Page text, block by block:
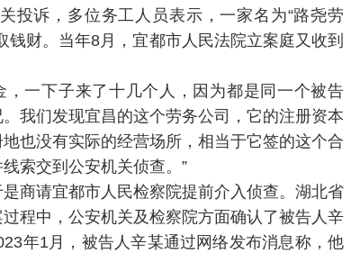
投诉，多位务工人员表示，一家名为“路尧劳
财。当年8月，宜都市人民法院立案庭又收到
一下子来了十几个人，因为都是同一个被告
我们发现宜昌的这个劳务公司，它的注册资本
也没有实际的经营场所，相当于它签的这个合
索交到公安机关侦查。”
商请宜都市人民检察院提前介入侦查。湖北省
程中，公安机关及检察院方面确认了被告人辛
年1月，被告人辛某通过网络发布消息称，他